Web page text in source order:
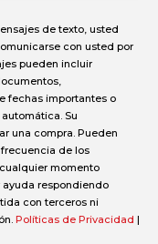
de texto, usted
con usted por
pueden incluir
fechas importantes o
Su
una compra. Pueden
de los
momento
ayuda respondiendo
con terceros ni
Políticas de Privacidad |